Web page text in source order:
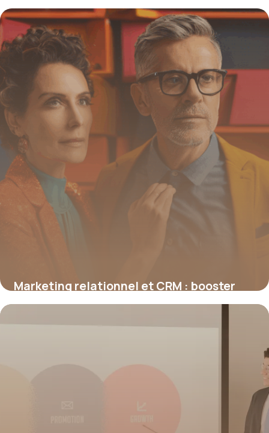
2026
20 juin 2026
Marketing relationnel et CRM : booster
durablement l’engagement client
19 juin 2026